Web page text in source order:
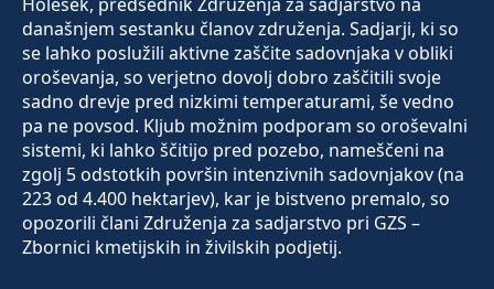
današnjem sestanku članov združenja. Sadjarji, ki so
se lahko poslužili aktivne zaščite sadovnjaka v obliki
oroševanja, so verjetno dovolj dobro zaščitili svoje
sadno drevje pred nizkimi temperaturami, še vedno
pa ne povsod. Kljub možnim podporam so oroševalni
sistemi, ki lahko ščitijo pred pozebo, nameščeni na
zgolj 5 odstotkih površin intenzivnih sadovnjakov (na
223 od 4.400 hektarjev), kar je bistveno premalo, so
opozorili člani Združenja za sadjarstvo pri GZS –
Zbornici kmetijskih in živilskih podjetij.